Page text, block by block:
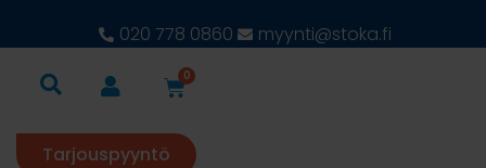
020 778 0860 myynti@stoka.fi
0
Tarjouspyyntö